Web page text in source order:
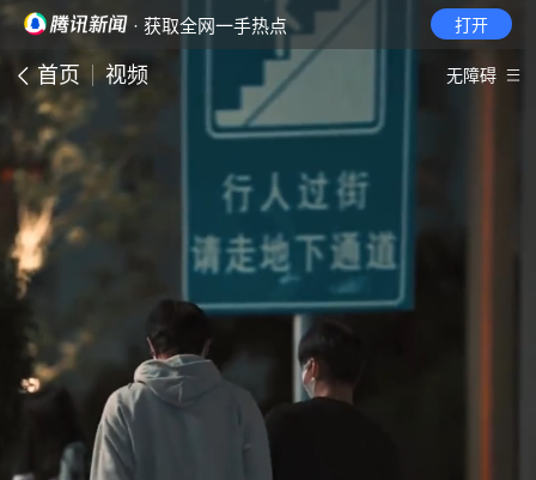
· 获取全网一手热点 打开
首页 视频 无障碍